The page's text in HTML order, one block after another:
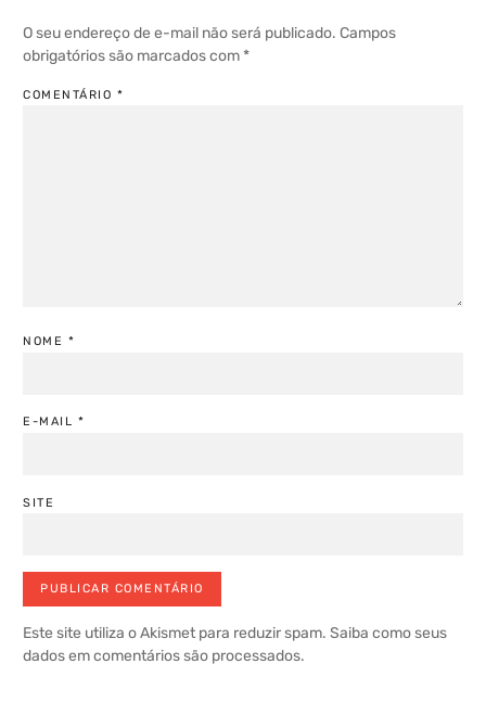
O seu endereço de e-mail não será publicado. Campos
obrigatórios são marcados com *
COMENTÁRIO *
NOME *
E-MAIL *
SITE
Este site utiliza o Akismet para reduzir spam. Saiba como seus
dados em comentários são processados.